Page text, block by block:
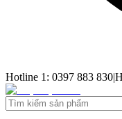
Hotline 1: 0397 883 830|